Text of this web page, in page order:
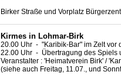
Birker Straße und Vorplatz
Kirmes in Lohmar-Birk
20.00 Uhr - "Karibik-Bar" im Zelt vor
22.00 Uhr - Übertragung des Spiels
Veranstalter : 'Heimatverein Birk' /
(siehe auch Freitag, 11.07., und